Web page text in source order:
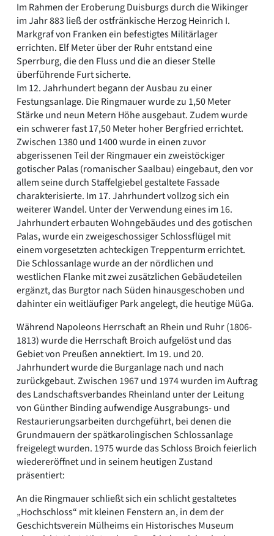
Im Rahmen der Eroberung Duisburgs durch die Wikinger
im Jahr 883 ließ der ostfränkische Herzog Heinrich I.
Markgraf von Franken ein befestigtes Militärlager
errichten. Elf Meter über der Ruhr entstand eine
Sperrburg, die den Fluss und die an dieser Stelle
überführende Furt sicherte.
Im 12. Jahrhundert begann der Ausbau zu einer
Festungsanlage. Die Ringmauer wurde zu 1,50 Meter
Stärke und neun Metern Höhe ausgebaut. Zudem wurde
ein schwerer fast 17,50 Meter hoher Bergfried errichtet.
Zwischen 1380 und 1400 wurde in einen zuvor
abgerissenen Teil der Ringmauer ein zweistöckiger
gotischer Palas (romanischer Saalbau) eingebaut, den vor
allem seine durch Staffelgiebel gestaltete Fassade
charakterisierte. Im 17. Jahrhundert vollzog sich ein
weiterer Wandel. Unter der Verwendung eines im 16.
Jahrhundert erbauten Wohngebäudes und des gotischen
Palas, wurde ein zweigeschossiger Schlossflügel mit
einem vorgesetzten achteckigen Treppenturm errichtet.
Die Schlossanlage wurde an der nördlichen und
westlichen Flanke mit zwei zusätzlichen Gebäudeteilen
ergänzt, das Burgtor nach Süden hinausgeschoben und
dahinter ein weitläufiger Park angelegt, die heutige MüGa.
Während Napoleons Herrschaft an Rhein und Ruhr (1806-
1813) wurde die Herrschaft Broich aufgelöst und das
Gebiet von Preußen annektiert. Im 19. und 20.
Jahrhundert wurde die Burganlage nach und nach
zurückgebaut. Zwischen 1967 und 1974 wurden im Auftrag
des Landschaftsverbandes Rheinland unter der Leitung
von Günther Binding aufwendige Ausgrabungs- und
Restaurierungsarbeiten durchgeführt, bei denen die
Grundmauern der spätkarolingischen Schlossanlage
freigelegt wurden. 1975 wurde das Schloss Broich feierlich
wiedereröffnet und in seinem heutigen Zustand
präsentiert:
An die Ringmauer schließt sich ein schlicht gestaltetes
„Hochschloss“ mit kleinen Fenstern an, in dem der
Geschichtsverein Mülheims ein Historisches Museum